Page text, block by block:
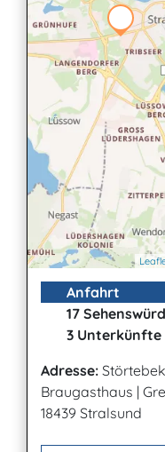
Anfahrt
17
3 Unterkünfte
Adresse:
Braugasthaus |
18439 Stralsund